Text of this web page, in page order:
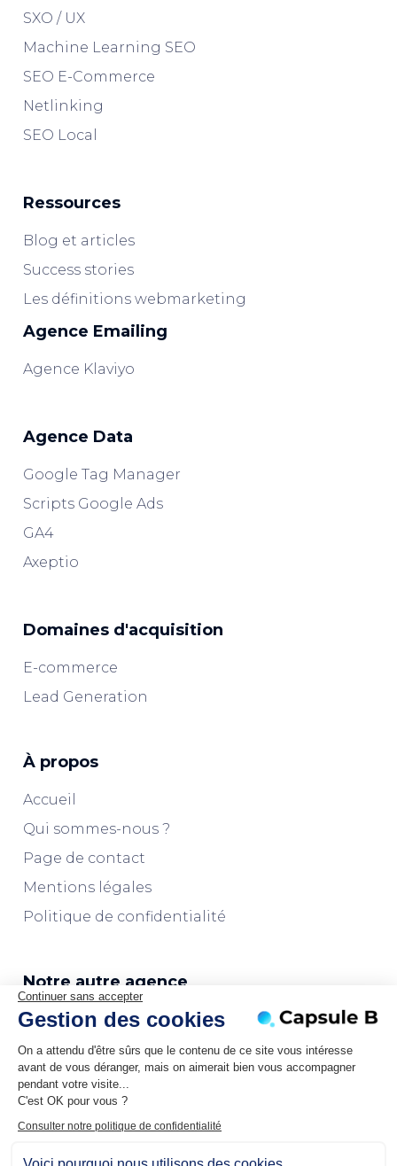
Continuer sans accepter
Gestion des cookies
On a attendu d'être sûrs que le contenu de ce site vous intéresse
avant de vous déranger, mais on aimerait bien vous accompagner
pendant votre visite...
C'est OK pour vous ?
Consulter notre politique de confidentialité
SXO / UX
Machine Learning SEO
SEO E-Commerce
Netlinking
SEO Local
Ressources
Blog et articles
Success stories
Les définitions webmarketing
Agence Emailing
Agence Klaviyo
Agence Data
Google Tag Manager
Scripts Google Ads
GA4
Axeptio
Domaines d'acquisition
E-commerce
Lead Generation
À propos
Accueil
Qui sommes-nous ?
Page de contact
Mentions légales
Politique de confidentialité
Notre autre agence
L'agence Marketplaces